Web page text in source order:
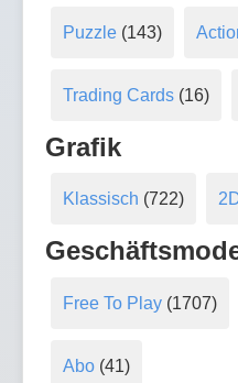
Puzzle(143)
Trading Cards(16)
Grafik
Klassisch (722)
Free To Play(1707)
Abo(41)